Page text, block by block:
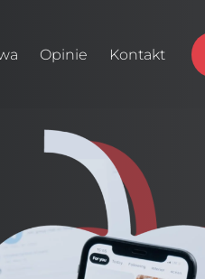
Opinie Kontakt